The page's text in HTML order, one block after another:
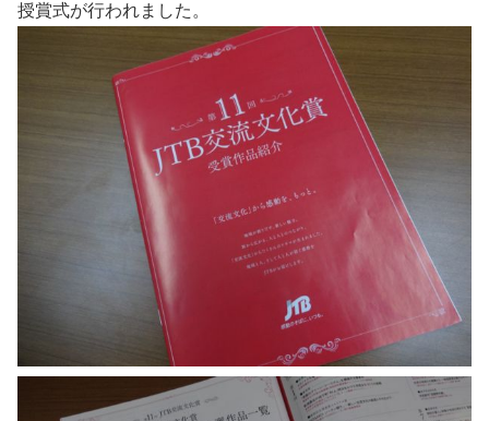
授賞式が行われました。